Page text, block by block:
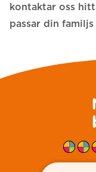
kontaktar oss
passar din familjs